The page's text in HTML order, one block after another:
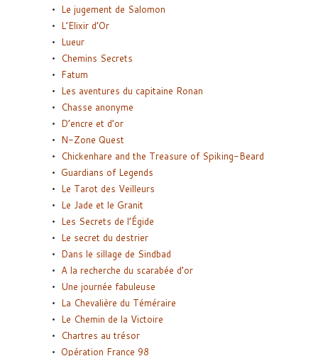
Le jugement de Salomon
L’Elixir d’Or
Lueur
Chemins Secrets
Fatum
Les aventures du capitaine Ronan
Chasse anonyme
D’encre et d’or
N-Zone Quest
Chickenhare and the Treasure of Spiking-Beard
Guardians of Legends
Le Tarot des Veilleurs
Le Jade et le Granit
Les Secrets de l’Égide
Le secret du destrier
Dans le sillage de Sindbad
A la recherche du scarabée d’or
Une journée fabuleuse
La Chevalière du Téméraire
Le Chemin de la Victoire
Chartres au trésor
Opération France 98